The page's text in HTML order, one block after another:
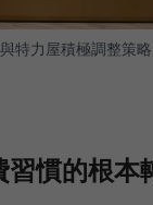
特力屋積極調整策
習慣的根本